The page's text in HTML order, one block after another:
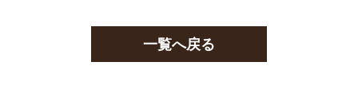
一覧へ戻る